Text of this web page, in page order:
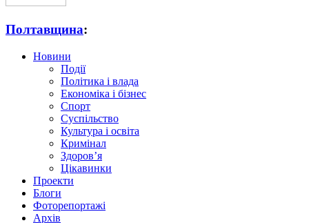
Полтавщина:
Новини
Події
Політика і влада
Економіка і бізнес
Спорт
Суспільство
Культура і освіта
Кримінал
Здоров’я
Цікавинки
Проекти
Блоги
Фоторепортажі
Архів